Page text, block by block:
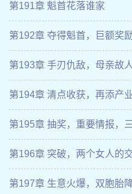
第191章 魁首花落谁家
第192章 夺得魁首，巨额奖
第193章 手刃仇敌，母亲故人
第194章 清点收获，再添产
第195章 抽奖，重要情报，
第196章 突破，两个女人的
第197章 生意火爆，双胞胎